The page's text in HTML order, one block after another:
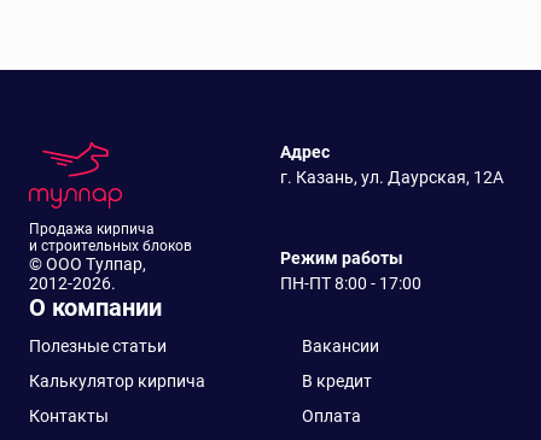
Продажа кирпича
и строительных блоков
© ООО Тулпар,
2012-2026.
Адрес
г. Казань, ул. Даурская, 12А
Режим работы
ПН-ПТ 8:00 - 17:00
О компании
Полезные статьи
Вакансии
Калькулятор кирпича
В кредит
Контакты
Оплата